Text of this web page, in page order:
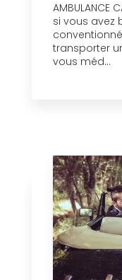
AMBULANCE
si vous avez
transporter
vous méd...